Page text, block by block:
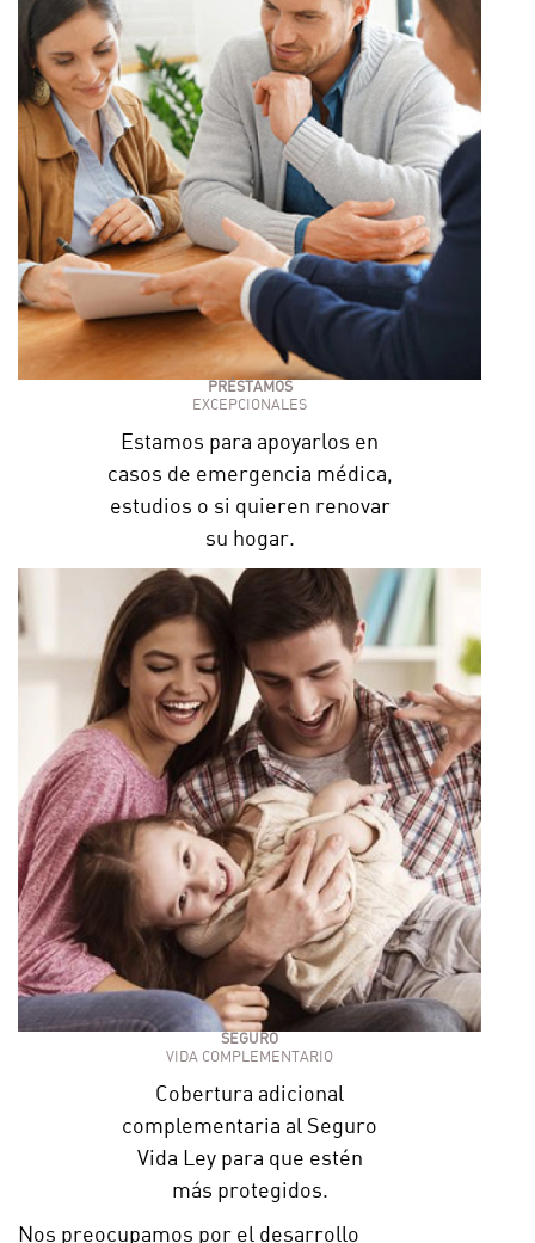
PRÉSTAMOS
EXCEPCIONALES
Estamos para apoyarlos en
casos de emergencia médica,
estudios o si quieren renovar
su hogar.
SEGURO
VIDA COMPLEMENTARIO
Cobertura adicional
complementaria al Seguro
Vida Ley para que estén
más protegidos.
Nos preocupamos por el desarrollo